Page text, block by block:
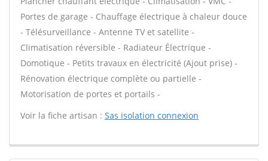
Portes de garage - Chauffage électrique à chaleur douce
- Télésurveillance - Antenne TV et satellite -
Climatisation réversible - Radiateur Électrique -
Domotique - Petits travaux en électricité (Ajout prise) -
Rénovation électrique complète ou partielle -
Motorisation de portes et portails -
Voir la fiche artisan : Sas isolation connexion